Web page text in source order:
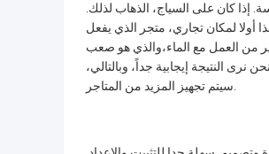
إذا كان على السياج، الذهاب لذلك.
أولا لمكان تجاري، متجر الذي يفعل
من العمل مع الماء،والذي هو صعب
نرى النتيجة إيجابية جداً، وبالتالي،
سيتم تجهيز المزيد من المتاجر.